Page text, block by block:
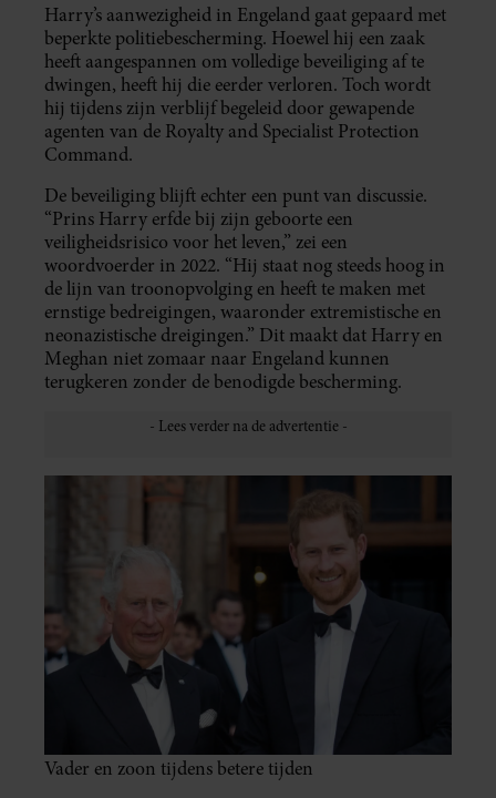
Harry’s aanwezigheid in Engeland gaat gepaard met
beperkte politiebescherming. Hoewel hij een zaak
heeft aangespannen om volledige beveiliging af te
dwingen, heeft hij die eerder verloren. Toch wordt
hij tijdens zijn verblijf begeleid door gewapende
agenten van de Royalty and Specialist Protection
Command.
De beveiliging blijft echter een punt van discussie.
“Prins Harry erfde bij zijn geboorte een
veiligheidsrisico voor het leven,” zei een
woordvoerder in 2022. “Hij staat nog steeds hoog in
de lijn van troonopvolging en heeft te maken met
ernstige bedreigingen, waaronder extremistische en
neonazistische dreigingen.” Dit maakt dat Harry en
Meghan niet zomaar naar Engeland kunnen
terugkeren zonder de benodigde bescherming.
Vader en zoon tijdens betere tijden